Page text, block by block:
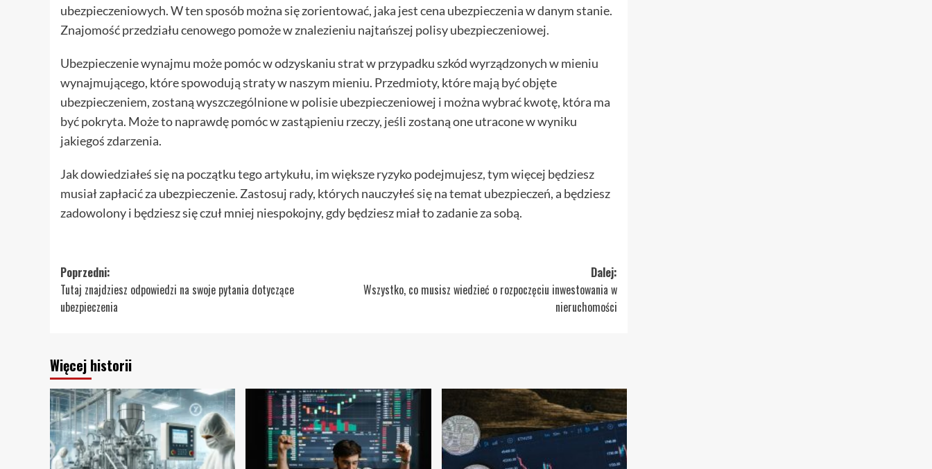
ubezpieczeniowych. W ten sposób można się zorientować, jaka jest cena ubezpieczenia w danym stanie.
Znajomość przedziału cenowego pomoże w znalezieniu najtańszej polisy ubezpieczeniowej.
Ubezpieczenie wynajmu może pomóc w odzyskaniu strat w przypadku szkód wyrządzonych w mieniu
wynajmującego, które spowodują straty w naszym mieniu. Przedmioty, które mają być objęte
ubezpieczeniem, zostaną wyszczególnione w polisie ubezpieczeniowej i można wybrać kwotę, która ma
być pokryta. Może to naprawdę pomóc w zastąpieniu rzeczy, jeśli zostaną one utracone w wyniku
jakiegoś zdarzenia.
Jak dowiedziałeś się na początku tego artykułu, im większe ryzyko podejmujesz, tym więcej będziesz
musiał zapłacić za ubezpieczenie. Zastosuj rady, których nauczyłeś się na temat ubezpieczeń, a będziesz
zadowolony i będziesz się czuł mniej niespokojny, gdy będziesz miał to zadanie za sobą.
Zobacz
wpisy
Poprzedni:
Tutaj znajdziesz odpowiedzi na swoje pytania dotyczące
ubezpieczenia
Dalej:
Wszystko, co musisz wiedzieć o rozpoczęciu inwestowania w
nieruchomości
Więcej historii